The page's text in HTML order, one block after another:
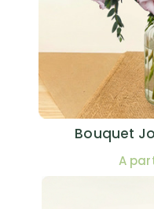
Bouquet
A